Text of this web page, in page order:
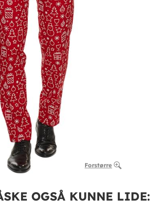
Forstørre
OGSÅ KUNNE LIDE: